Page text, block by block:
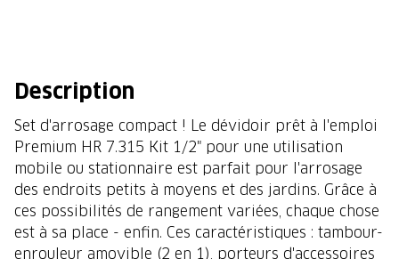
Description
Set d'arrosage compact ! Le dévidoir prêt à l'emploi
Premium HR 7.315 Kit 1/2" pour une utilisation
mobile ou stationnaire est parfait pour l'arrosage
des endroits petits à moyens et des jardins. Grâce à
ces possibilités de rangement variées, chaque chose
est à sa place - enfin. Ces caractéristiques : tambour-
enrouleur amovible (2 en 1), porteurs d'accessoires